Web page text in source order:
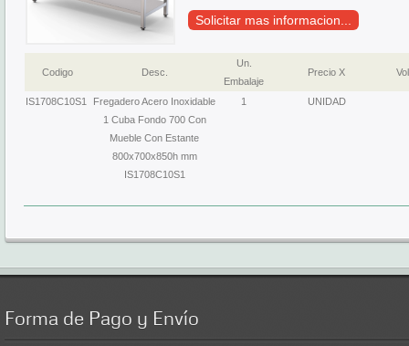
Solicitar mas informacion...
Codigo Desc.
Un.
Embalaje
Precio X
IS1708C10S1
Fregadero Acero Inoxidable
1 Cuba Fondo 700 Con
Mueble Con Estante
800x700x850h mm
IS1708C10S1
1 UNIDAD
Forma de Pago y Envío